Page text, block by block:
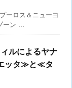
ーロス＆ニューヨ
ーン ...
ルによるヤナ
ッタ≫と≪タ